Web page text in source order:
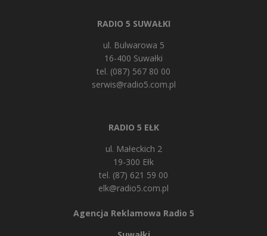
RADIO 5 SUWAŁKI
ul. Bulwarowa 5
16-400 Suwałki
tel. (087) 567 80 00
serwis@radio5.com.pl
RADIO 5 EŁK
ul. Małeckich 2
19-300 Ełk
tel. (87) 621 59 00
elk@radio5.com.pl
Agencja Reklamowa Radio 5